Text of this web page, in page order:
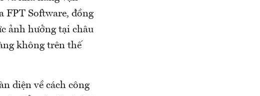
FPT Software, đồng
ảnh hưởng tại châu
không trên thế
diện về cách công